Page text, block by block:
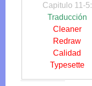
Capitulo 11-5:
Traducción
Cleaner
Redraw
Calidad
Typesette